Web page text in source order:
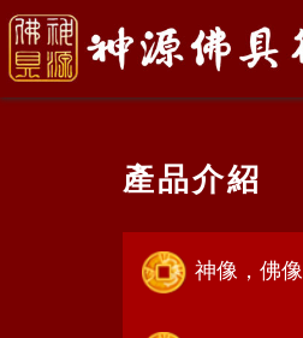
產品介紹
神像，佛像